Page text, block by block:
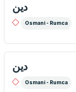
دين
Osmani - Rumca
دين
Osmani - Rumca